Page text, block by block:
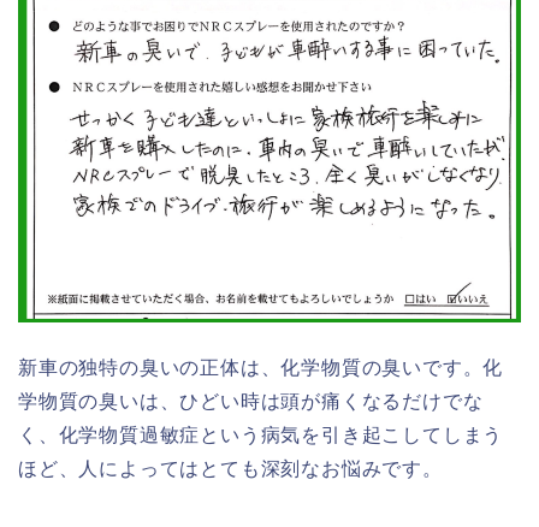
新車の独特の臭いの正体は、化学物質の臭いです。化
学物質の臭いは、ひどい時は頭が痛くなるだけでな
く、化学物質過敏症という病気を引き起こしてしまう
ほど、人によってはとても深刻なお悩みです。